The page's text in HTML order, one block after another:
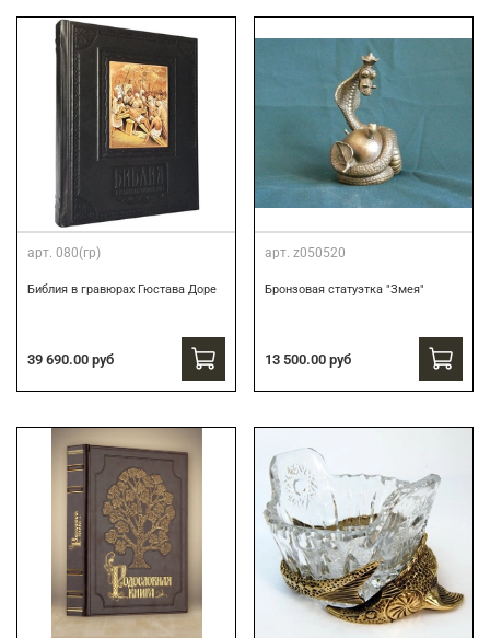
арт. 080(гр)
Библия в гравюрах Гюстава Доре
39 690.00 руб
арт. z050520
Бронзовая статуэтка "Змея"
13 500.00 руб